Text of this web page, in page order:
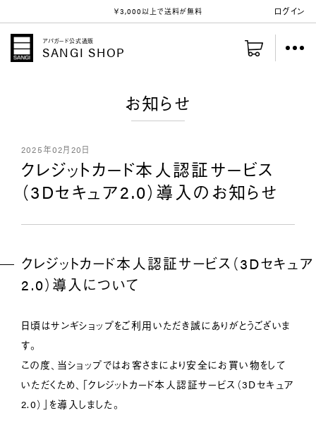
ログイン
￥3,000以上で送料が無料
アパガード公式通販
SANGI SHOP
お知らせ
2025年02月20日
クレジットカード本人認証サービス
（3Dセキュア2.0）導入のお知らせ
クレジットカード本人認証サービス（3Dセキュア
2.0）導入について
日頃はサンギショップをご利用いただき誠にありがとうございま
す。
この度、当ショップではお客さまにより安全にお買い物をして
いただくため、「クレジットカード本人認証サービス（3Dセキュア
2.0）」を導入しました。